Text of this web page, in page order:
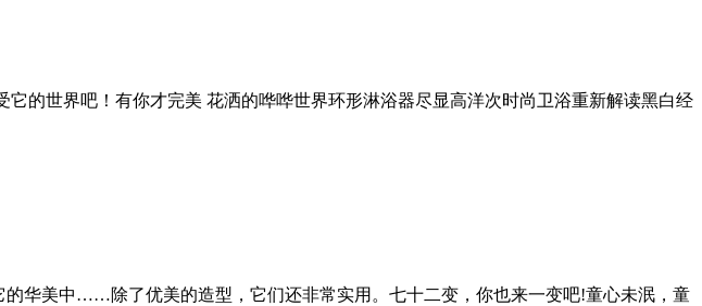
的世界吧！有你才完美 花洒的哗哗世界环形淋浴器尽显高洋次时尚卫浴重新解读黑白经
华美中……除了优美的造型，它们还非常实用。七十二变，你也来一变吧!童心未泯，童